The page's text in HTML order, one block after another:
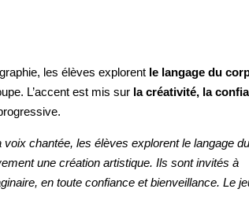
les élèves explorent le langage du
L’accent est mis sur la créativité, la
chantée, les élèves explorent le langage du
une création artistique. Ils sont invités à
en toute confiance et bienveillance. Le